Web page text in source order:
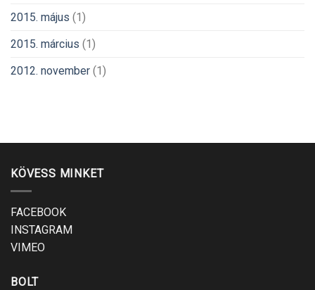
2015. május (1)
2015. március (1)
2012. november (1)
KÖVESS MINKET
FACEBOOK
INSTAGRAM
VIMEO
BOLT